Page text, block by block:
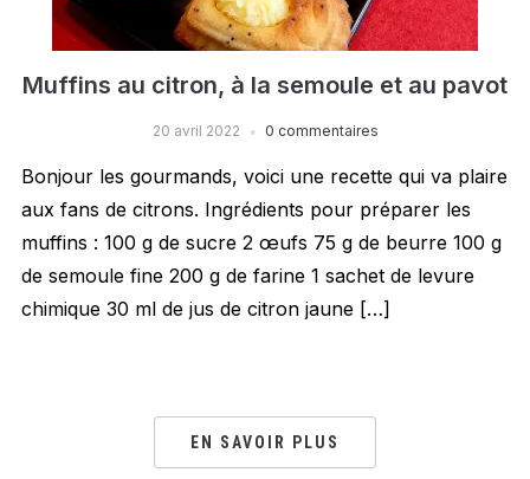
Muffins au citron, à la semoule et au pavot
20 avril 2022 0 commentaires
Bonjour les gourmands, voici une recette qui va plaire
aux fans de citrons. Ingrédients pour préparer les
muffins : 100 g de sucre 2 œufs 75 g de beurre 100 g
de semoule fine 200 g de farine 1 sachet de levure
chimique 30 ml de jus de citron jaune […]
EN SAVOIR PLUS